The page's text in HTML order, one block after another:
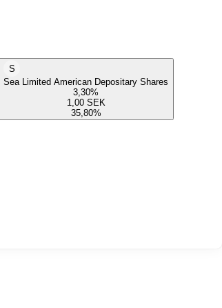
S
Sea Limited American Depositary Shares
3,30%
1,00 SEK
35,80%